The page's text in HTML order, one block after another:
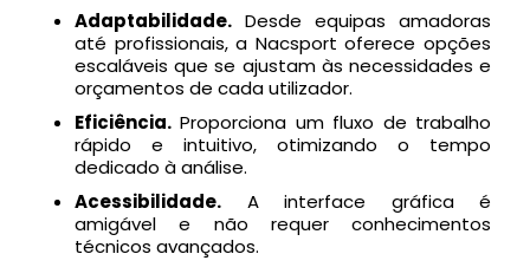
Adaptabilidade. Desde equipas amadoras
até profissionais, a Nacsport oferece opções
escaláveis que se ajustam às necessidades e
orçamentos de cada utilizador.
Eficiência. Proporciona um fluxo de trabalho
rápido e intuitivo, otimizando o tempo
dedicado à análise.
Acessibilidade. A interface gráfica é
amigável e não requer conhecimentos
técnicos avançados.